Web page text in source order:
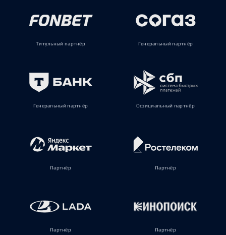
Титульный партнёр Генеральный партнёр
Генеральный партнёр Официальный партнёр
Партнёр Партнёр
Партнёр Партнёр